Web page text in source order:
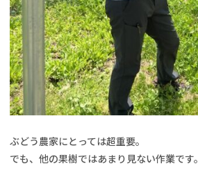
ぶどう農家にとっては超重要。
でも、他の果樹ではあまり見ない作業です。